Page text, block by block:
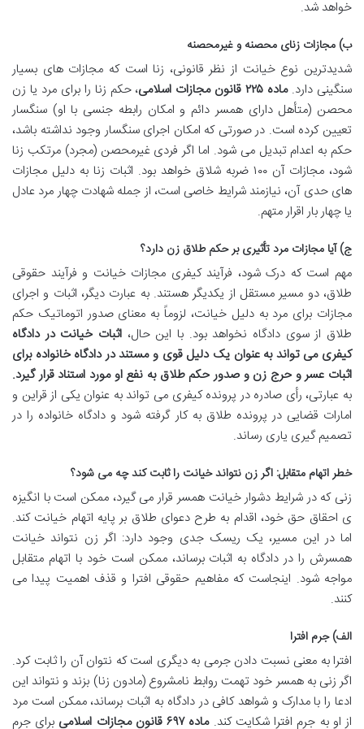
خواهد شد.
ب) مجازات زنای محصنه و غیرمحصنه
شدیدترین نوع خیانت از نظر قانونی، زنا است که مجازات های بسیار
سنگینی دارد.ماده ۲۲۵ قانون مجازات اسلامی
، حکم زنا را برای مرد یا زن
محصن (متأهل دارای همسر دائم و امکان رابطه جنسی با او) سنگسار
تعیین کرده است. در صورتی که امکان اجرای سنگسار وجود نداشته باشد،
حکم به اعدام تبدیل می شود. اما اگر فردی غیرمحصن (مجرد) مرتکب زنا
شود، مجازات آن ۱۰۰ ضربه شلاق خواهد بود. اثبات زنا به دلیل مجازات
های حدی آن، نیازمند شرایط خاصی است، از جمله شهادت چهار مرد عادل
یا چهار بار اقرار متهم.
ج) آیا مجازات مرد تأثیری بر حکم طلاق زن دارد؟
مهم است که درک شود، فرآیند کیفری مجازات خیانت و فرآیند حقوقی
طلاق، دو مسیر مستقل از یکدیگر هستند. به عبارت دیگر، اثبات و اجرای
مجازات برای مرد به دلیل خیانت، لزوماً به معنای صدور اتوماتیک حکم
طلاق از سوی دادگاه نخواهد بود. با این حال، اثبات خیانت در دادگاه
کیفری می تواند به عنوان یک دلیل قوی و مستند در دادگاه خانواده برای
اثبات عسر و حرج زن و صدور حکم طلاق به نفع او مورد استناد قرار گیرد.
به عبارتی، رأی صادره در پرونده کیفری می تواند به عنوان یکی از قراین و
امارات قضایی در پرونده طلاق به کار گرفته شود و دادگاه خانواده را در
تصمیم گیری یاری رساند.
خطر اتهام متقابل: اگر زن نتواند خیانت را ثابت کند چه می شود؟
زنی که در شرایط دشوار خیانت همسر قرار می گیرد، ممکن است با انگیزه
ی احقاق حق خود، اقدام به طرح دعوای طلاق بر پایه اتهام خیانت کند.
اما در این مسیر، یک ریسک جدی وجود دارد: اگر زن نتواند خیانت
همسرش را در دادگاه به اثبات برساند، ممکن است خود با اتهام متقابل
مواجه شود. اینجاست که مفاهیم حقوقی افترا و قذف اهمیت پیدا می
کنند.
الف) جرم افترا
افترا به معنی نسبت دادن جرمی به دیگری است که نتوان آن را ثابت کرد.
اگر زنی به همسر خود تهمت روابط نامشروع (مادون زنا) بزند و نتواند این
ادعا را با مدارک و شواهد کافی در دادگاه به اثبات برساند، ممکن است مرد
از او به جرم افترا شکایت کند.ماده ۶۹۷ قانون مجازات اسلامی برای جرم